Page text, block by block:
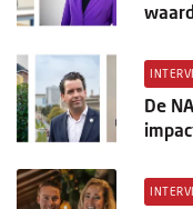
De